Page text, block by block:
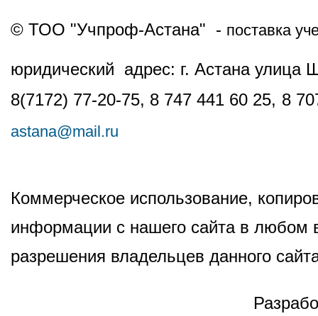
© ТОО "Учпроф-Астана" - поставка
юридический адрес: г. Астана
8(7172) 77-20-75, 8 747 441 60 25, 8
astana@mail.ru
Коммерческое использование,
информации с нашего сайта в любом
разрешения владельцев данного